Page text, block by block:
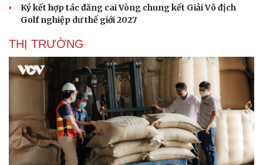
Ký kết hợp tác đăng cai Vòng chung kết Giải Vô địch
Golf nghiệp dư thế giới 2027
THỊ TRƯỜNG